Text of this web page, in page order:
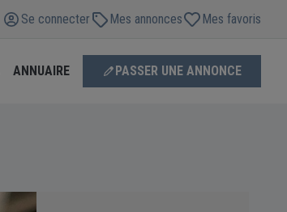
Se connecter Mes annonces Mes favoris
ANNUAIRE PASSER UNE ANNONCE